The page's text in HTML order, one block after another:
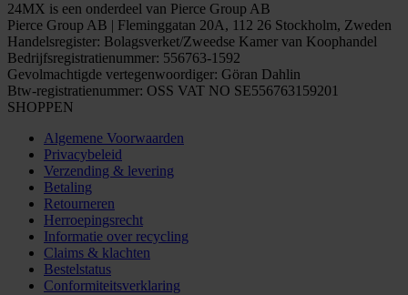
24MX is een onderdeel van Pierce Group AB
Pierce Group AB | Fleminggatan 20A, 112 26 Stockholm, Zweden
Handelsregister: Bolagsverket/Zweedse Kamer van Koophandel
Bedrijfsregistratienummer: 556763-1592
Gevolmachtigde vertegenwoordiger: Göran Dahlin
Btw-registratienummer: OSS VAT NO SE556763159201
SHOPPEN
Algemene Voorwaarden
Privacybeleid
Verzending & levering
Betaling
Retourneren
Herroepingsrecht
Informatie over recycling
Claims & klachten
Bestelstatus
Conformiteitsverklaring